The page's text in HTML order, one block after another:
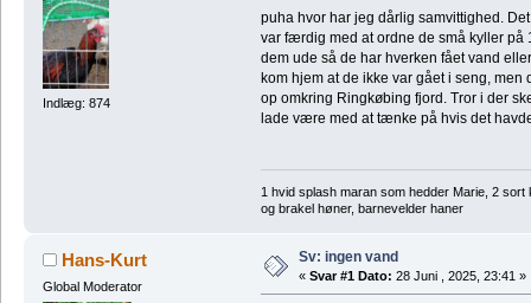
Indlæg: 874
puha hvor har jeg dårlig samvittighed.
var færdig med at ordne de små kyller på
dem ude så de har hverken fået vand
kom hjem at de ikke var gået i seng,
op omkring Ringkøbing fjord. Tror i der
lade være med at tænke på hvis det
1 hvid splash maran som hedder Marie, 2
og brakel høner, barnevelder haner
Hans-Kurt
Global Moderator
Sv: ingen vand
« Svar #1 Dato: 28 Juni , 2025, 23:41 »